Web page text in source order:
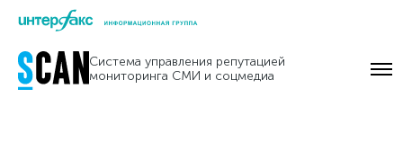
Skip
content
Система управления репутацией
мониторинга СМИ и соцмедиа